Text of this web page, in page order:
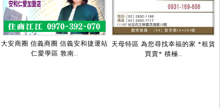
大安商圈 信義商圈 信義安和捷運站
仁愛學區 敦南..
天母特區 為您尋找幸福的家 *租賃
買賣* 積極..